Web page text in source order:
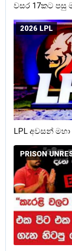
වසර 17කට පසු
2026 LPL
LPL අවසන්
PRISON